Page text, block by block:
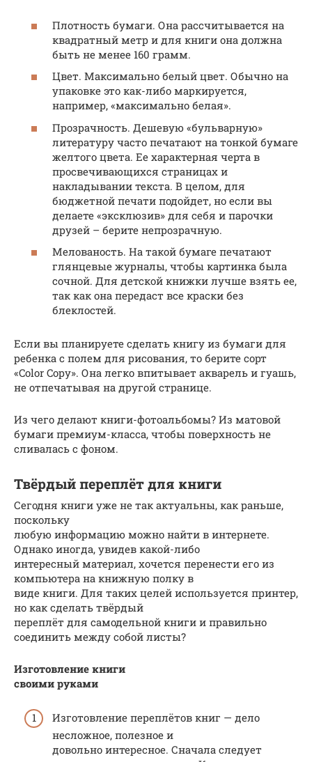
Плотность бумаги. Она рассчитывается на
квадратный метр и для книги она должна
быть не менее 160 грамм.
Цвет. Максимально белый цвет. Обычно на
упаковке это как-либо маркируется,
например, «максимально белая».
Прозрачность. Дешевую «бульварную»
литературу часто печатают на тонкой бумаге
желтого цвета. Ее характерная черта в
просвечивающихся страницах и
накладывании текста. В целом, для
бюджетной печати подойдет, но если вы
делаете «эксклюзив» для себя и парочки
друзей – берите непрозрачную.
Мелованость. На такой бумаге печатают
глянцевые журналы, чтобы картинка была
сочной. Для детской книжки лучше взять ее,
так как она передаст все краски без
блеклостей.
Если вы планируете сделать книгу из бумаги для
ребенка с полем для рисования, то берите сорт
«Color Copy». Она легко впитывает акварель и гуашь,
не отпечатывая на другой странице.
Из чего делают книги-фотоальбомы? Из матовой
бумаги премиум-класса, чтобы поверхность не
сливалась с фоном.
Твёрдый переплёт для книги
Сегодня книги уже не так актуальны, как раньше,
поскольку
любую информацию можно найти в интернете.
Однако иногда, увидев какой-либо
интересный материал, хочется перенести его из
компьютера на книжную полку в
виде книги. Для таких целей используется принтер,
но как сделать твёрдый
переплёт для самодельной книги и правильно
соединить между собой листы?
Изготовление книги
своими руками
Изготовление переплётов книг — дело
несложное, полезное и
довольно интересное. Сначала следует